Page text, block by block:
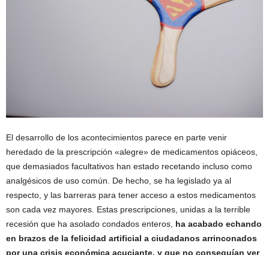
El desarrollo de los acontecimientos parece en parte venir
heredado de la prescripción «alegre» de medicamentos opiáceos,
que demasiados facultativos han estado recetando incluso como
analgésicos de uso común. De hecho, se ha legislado ya al
respecto, y las barreras para tener acceso a estos medicamentos
son cada vez mayores. Estas prescripciones, unidas a la terrible
recesión que ha asolado condados enteros, ha acabado echando
en brazos de la felicidad artificial a ciudadanos arrinconados
por una crisis económica acuciante, y que no conseguían ver